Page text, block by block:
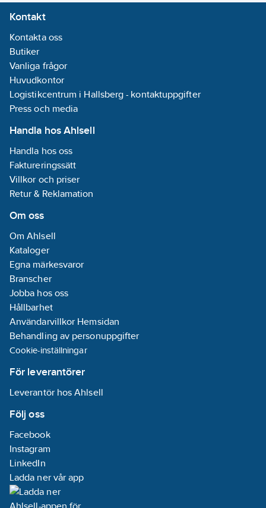
Kontakt
Kontakta oss
Butiker
Vanliga frågor
Huvudkontor
Logistikcentrum i Hallsberg - kontaktuppgifter
Press och media
Handla hos Ahlsell
Handla hos oss
Faktureringssätt
Villkor och priser
Retur & Reklamation
Om oss
Om Ahlsell
Kataloger
Egna märkesvaror
Branscher
Jobba hos oss
Hållbarhet
Användarvillkor Hemsidan
Behandling av personuppgifter
Cookie-inställningar
För leverantörer
Leverantör hos Ahlsell
Följ oss
Facebook
Instagram
LinkedIn
Ladda ner vår app